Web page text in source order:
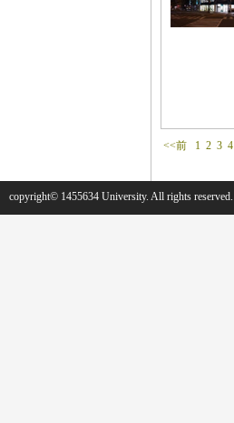
<<前 1 2 3 4
copyright© 1455634 University. All rights reserved.